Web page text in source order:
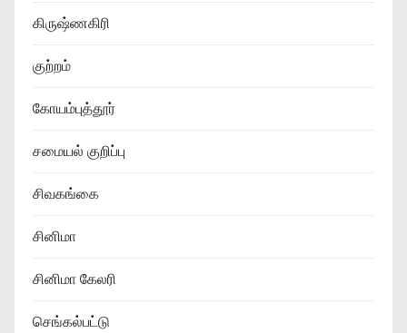
கிருஷ்ணகிரி
குற்றம்
கோயம்புத்தூர்
சமையல் குறிப்பு
சிவகங்கை
சினிமா
சினிமா கேலரி
செங்கல்பட்டு